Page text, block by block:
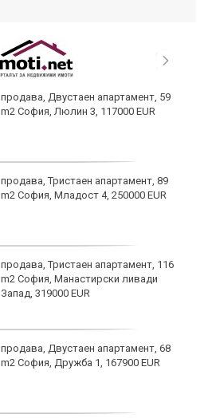
продава, Двустаен апартамент, 59
m2 София, Люлин 3, 117000 EUR
продава, Тристаен апартамент, 89
m2 София, Младост 4, 250000 EUR
продава, Тристаен апартамент, 116
m2 София, Манастирски ливади
Запад, 319000 EUR
продава, Двустаен апартамент, 68
m2 София, Дружба 1, 167900 EUR